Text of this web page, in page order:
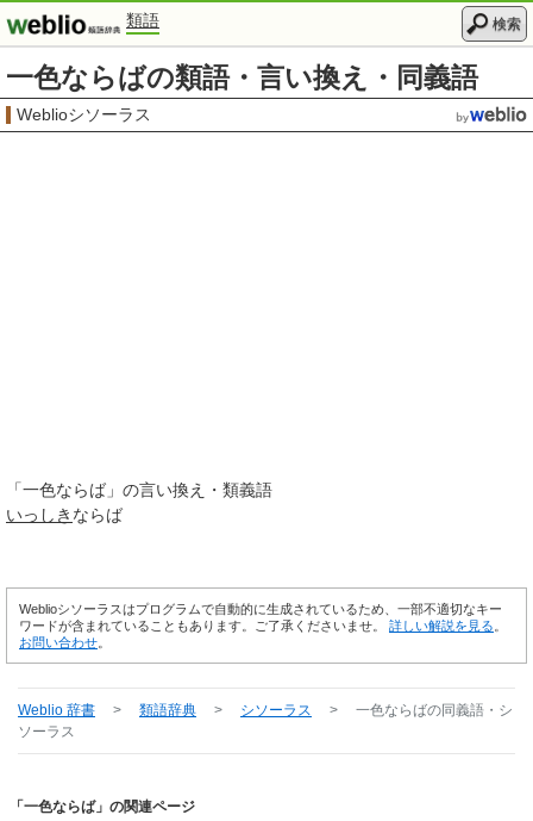
類語 検索
一色ならばの類語・言い換え・同義語
Weblioシソーラス
「一色ならば 」の言い換え・類義語
いっしき ならば
Weblioシソーラスはプログラムで自動的に生成されているため、一部不適切なキー
ワードが含まれていることもあります。ご了承くださいませ。 詳しい解説を見る
お問い合わせ
Weblio 辞書 > 類語辞典 > シソーラス > 一色ならばの同義語・シ
ソーラス
「一色ならば」の関連ページ